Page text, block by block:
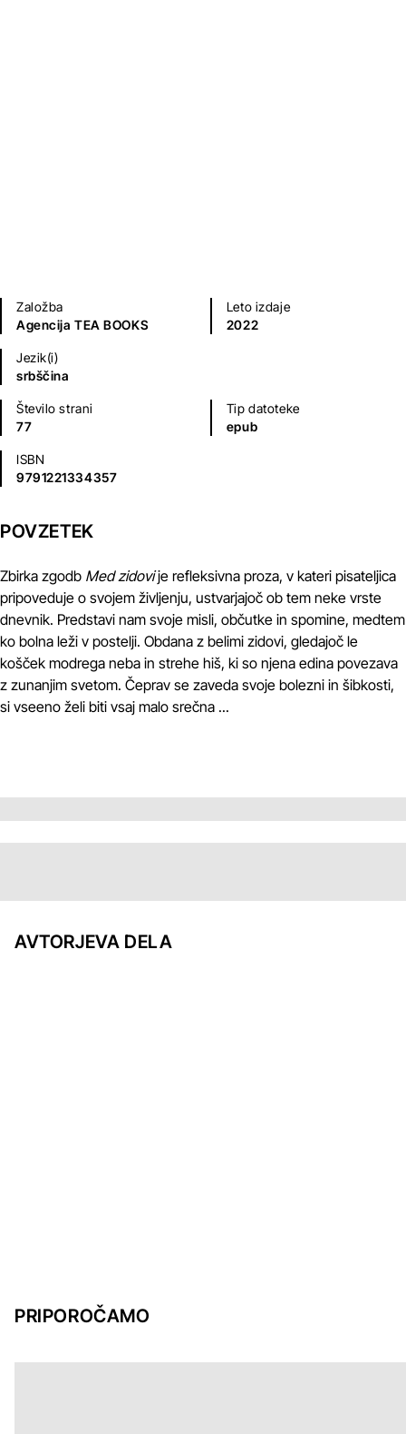
Založba
Agencija TEA BOOKS
Leto izdaje
2022
Jezik(i)
srbščina
Število strani
77
Tip datoteke
epub
ISBN
9791221334357
POVZETEK
Zbirka zgodb Med zidovije refleksivna proza, v kateri pisateljica
pripoveduje o svojem življenju, ustvarjajoč ob tem neke vrste
dnevnik. Predstavi nam svoje misli, občutke in spomine, medtem
ko bolna leži v postelji. Obdana z belimi zidovi, gledajoč le
košček modrega neba in strehe hiš, ki so njena edina povezava
z zunanjim svetom. Čeprav se zaveda svoje bolezni in šibkosti,
si vseeno želi biti vsaj malo srečna ...
AVTORJEVA DELA
PRIPOROČAMO